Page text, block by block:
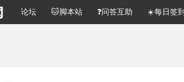
论坛 🐱脚本站 ❓问答互助 ☀️每日签到